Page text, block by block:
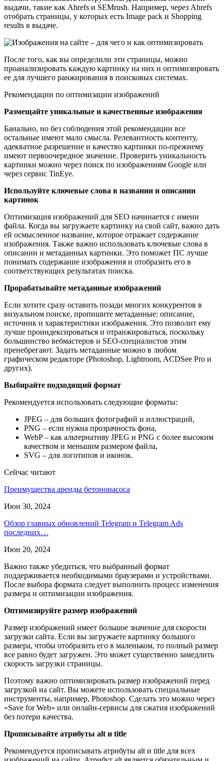
выдачи, такие как Ahrefs и SEMrush. Например, через Ahrefs
отобрать страницы, у которых есть Image pack и Shopping
results в выдаче.
После того, как вы определили эти страницы, можно
проанализировать каждую картинку на них и оптимизировать
ее для лучшего ранжирования в поисковых системах.
Рекомендации по оптимизации изображений
Размещайте уникальные и качественные изображения
Банально, но без соблюдения этой рекомендации все
остальные имеют мало смысла. Релевантность контенту,
адекватное разрешение и качество картинки по-прежнему
имеют первоочередное значение. Проверить уникальность
картинки можно через поиск по изображениям Google или
через сервис TinEye.
Используйте ключевые слова в названии и описании
картинок
Оптимизация изображений для SEO начинается с имени
файла. Когда вы загружаете картинку на свой сайт, важно дать
ей осмысленное название, которое отражает содержание
изображения. Также важно использовать ключевые слова в
описании и метаданных картинки. Это поможет ПС лучше
понимать содержание изображения и отобразить его в
соответствующих результатах поиска.
Прорабатывайте метаданные изображений
Если хотите сразу оставить позади многих конкурентов в
визуальном поиске, пропишите метаданные: описание,
источник и характеристики изображения. Это позволит ему
лучше проиндексироваться и отранжироваться, поскольку
большинство вебмастеров и SEO-специалистов этим
пренебрегают. Задать метаданные можно в любом
графическом редакторе (Photoshop, Lightroom, ACDSee Pro и
других).
Выбирайте подходящий формат
Рекомендуется использовать следующие форматы:
JPEG – для больших фотографий и иллюстраций,
PNG – если нужна прозрачность фона,
WebP – как альтернативу JPEG и PNG с более высоким
качеством и меньшим размером файла,
SVG – для логотипов и иконок.
Сейчас читают
Преимущества аренды бетононасоса
Июн 30, 2024
Обзор главных обновлений Telegram и Telegram Ads
последних…
Июн 20, 2024
Важно также убедиться, что выбранный формат
поддерживается необходимыми браузерами и устройствами.
После выбора формата следует выполнить процесс изменения
размера и оптимизации изображения.
Оптимизируйте размер изображений
Размер изображений имеет большое значение для скорости
загрузки сайта. Если вы загружаете картинку большого
размера, чтобы отобразить его в маленьком, то полный размер
все равно будет загружен. Это может существенно замедлить
скорость загрузки страницы.
Поэтому важно оптимизировать размер изображений перед
загрузкой на сайт. Вы можете использовать специальные
инструменты, например, Photoshop. Сделать это можно через
«Save for Web» или онлайн-сервисы для сжатия изображений
без потери качества.
Прописывайте атрибуты alt и title
Рекомендуется прописывать атрибуты alt и title для всех